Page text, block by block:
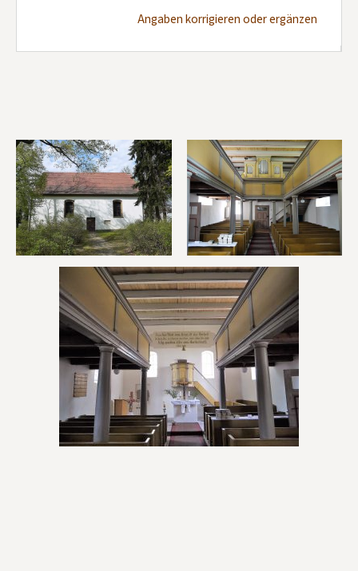
Angaben korrigieren oder ergänzen